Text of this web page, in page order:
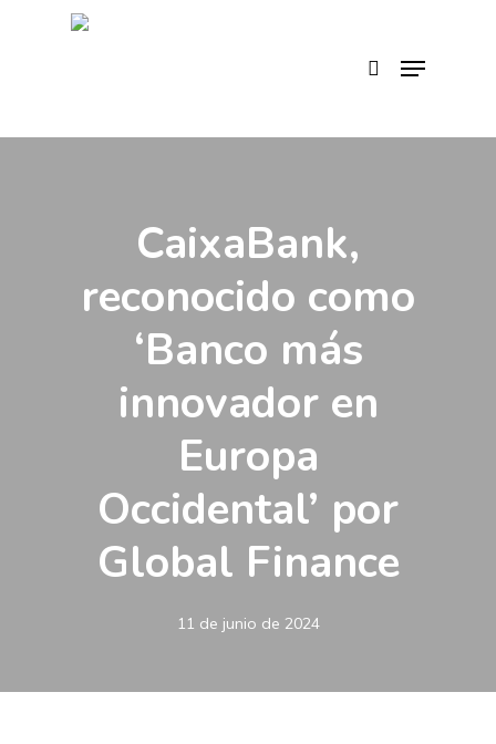
Menu
CaixaBank,
reconocido como
‘Banco más
innovador en
Europa
Occidental’ por
Global Finance
11 de junio de 2024